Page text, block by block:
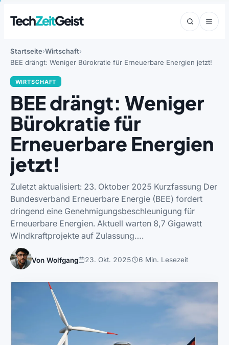
TechZeitGeist
Startseite Wirtschaft
BEE drängt: Weniger Bürokratie für Erneuerbare Energien jetzt!
WIRTSCHAFT
BEE drängt: Weniger
Bürokratie für
Erneuerbare Energien
jetzt!
Zuletzt aktualisiert: 23. Oktober 2025 Kurzfassung Der
Bundesverband Erneuerbare Energie (BEE) fordert
dringend eine Genehmigungsbeschleunigung für
Erneuerbare Energien. Aktuell warten 8,7 Gigawatt
Windkraftprojekte auf Zulassung….
Von Wolfgang 23. Okt. 2025 6 Min. Lesezeit